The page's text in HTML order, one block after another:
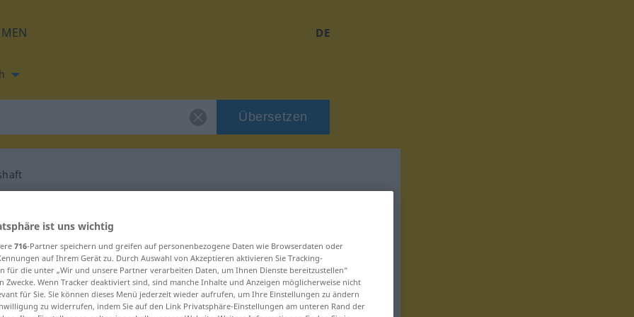
DE
Übersetzen
für "gleichnishaft"
ist uns wichtig
716-Partner speichern und greifen auf personenbezogene Daten wie Browserdaten oder
auf Ihrem Gerät zu. Durch Auswahl von Akzeptieren aktivieren Sie Tracking-
für die unter „Wir und unsere Partner verarbeiten Daten, um Ihnen Dienste bereitzustellen“
Zwecke. Wenn Tracker deaktiviert sind, sind manche Inhalte und Anzeigen möglicherweise nicht
für Sie. Sie können dieses Menü jederzeit wieder aufrufen, um Ihre Einstellungen zu ändern
zu widerrufen, indem Sie auf den Link Privatsphäre-Einstellungen am unteren Rand der